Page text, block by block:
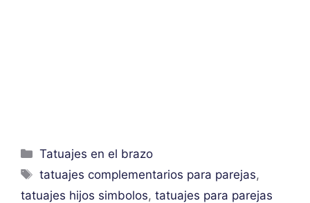
Categorías
Tatuajes en el brazo
Etiquetas
tatuajes complementarios para parejas,
tatuajes hijos simbolos, tatuajes para parejas